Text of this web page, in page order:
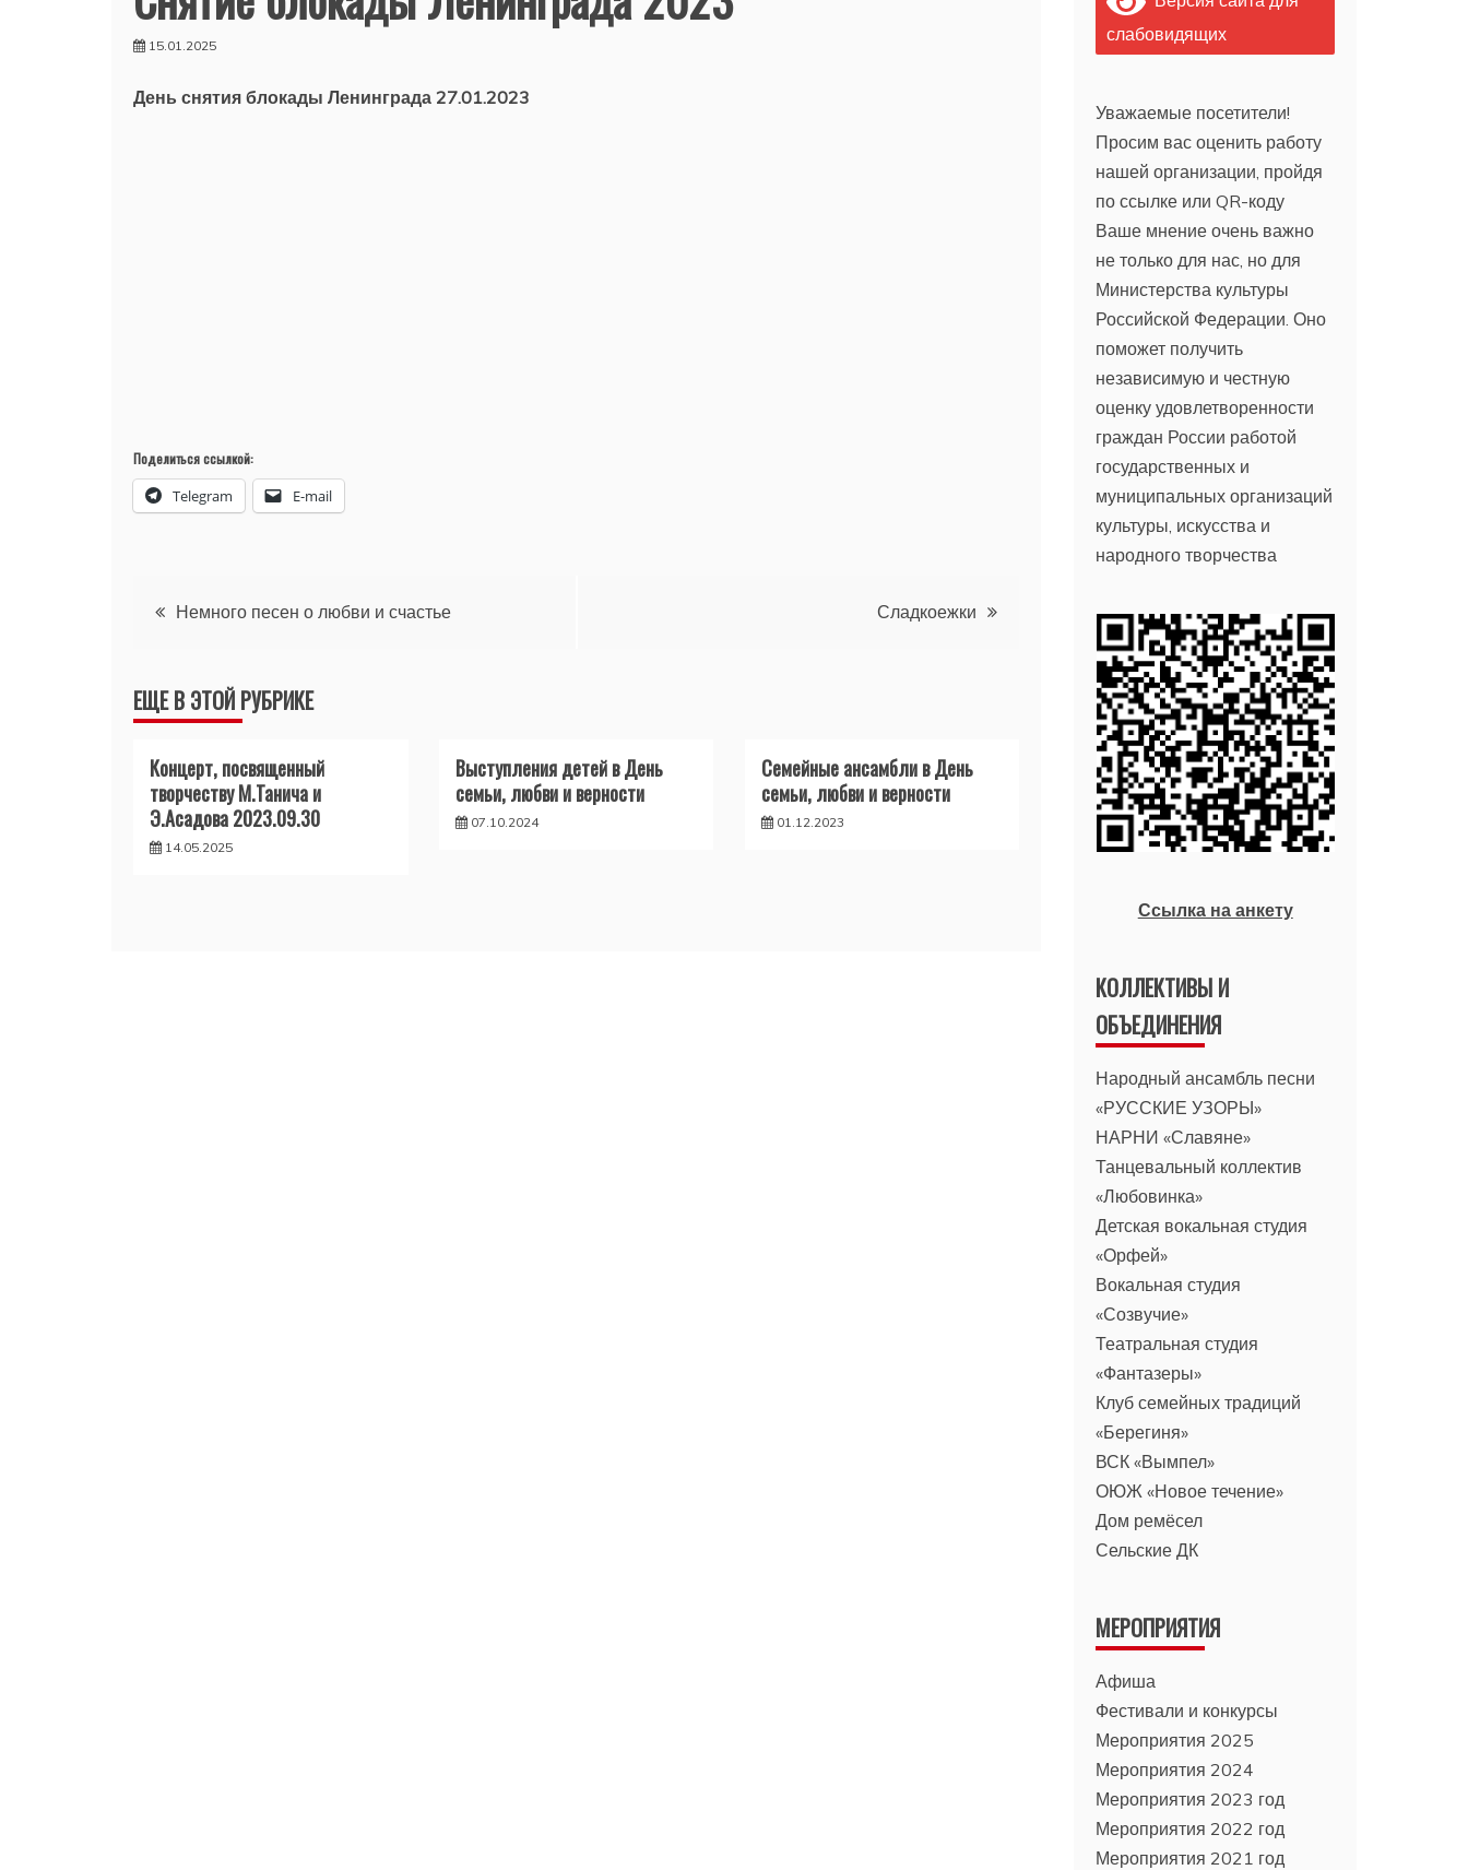
15.01.2025
День снятия блокады Ленинграда 27.01.2023
Поделиться ссылкой:
Telegram E-mail
Навигация
записям
Немного песен о любви и счастье Сладкоежки
ЕЩЕ В ЭТОЙ РУБРИКЕ
Концерт, посвященный
творчеству М.Танича и
Э.Асадова 2023.09.30
14.05.2025
Выступления детей в День
семьи, любви и верности
07.10.2024
Семейные ансамбли в День
семьи, любви и верности
01.12.2023
слабовидящих
Уважаемые посетители!
Просим вас оценить работу
нашей организации, пройдя
по ссылке или QR-коду
Ваше мнение очень важно
не только для нас, но для
Министерства культуры
Российской Федерации. Оно
поможет получить
независимую и честную
оценку удовлетворенности
граждан России работой
государственных и
муниципальных организаций
культуры, искусства и
народного творчества
Ссылка на анкету
КОЛЛЕКТИВЫ И
ОБЪЕДИНЕНИЯ
Народный ансамбль песни
«РУССКИЕ УЗОРЫ»
НАРНИ «Славяне»
Танцевальный коллектив
«Любовинка»
Детская вокальная студия
«Орфей»
Вокальная студия
«Созвучие»
Театральная студия
«Фантазеры»
Клуб семейных традиций
«Берегиня»
ВСК «Вымпел»
ОЮЖ «Новое течение»
Дом ремёсел
Сельские ДК
МЕРОПРИЯТИЯ
Афиша
Фестивали и конкурсы
Мероприятия 2025
Мероприятия 2024
Мероприятия 2023 год
Мероприятия 2022 год
Мероприятия 2021 год